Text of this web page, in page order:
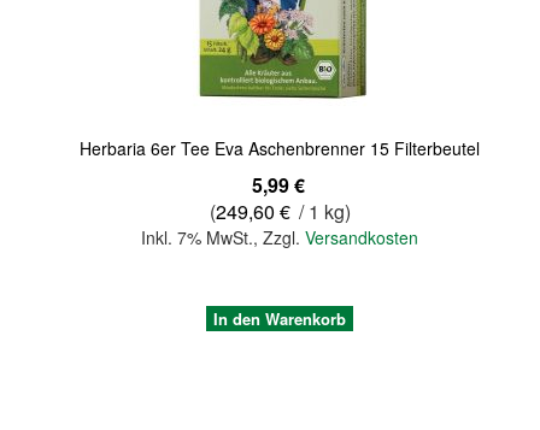
Herbaria 6er Tee Eva Aschenbrenner 15 Filterbeutel
5,99 €
(249,60 € / 1 kg)
Inkl. 7% MwSt.,Zzgl.Versandkosten
In den Warenkorb